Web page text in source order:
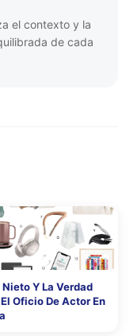
el contexto y la
de cada
Nieto Y La Verdad
Oficio De Actor En